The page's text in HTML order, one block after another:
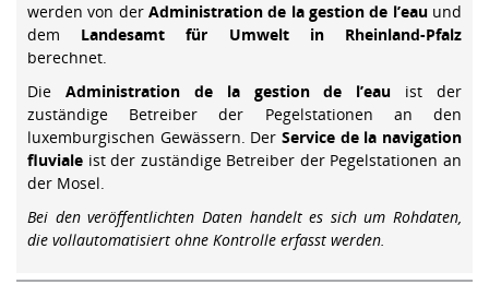
werden von der Administration de la gestion de l’eauund
dem Landesamt für Umwelt in Rheinland-Pfalz
berechnet.
Die Administration de la gestion de l’eau ist der
zuständige Betreiber der Pegelstationen an den
luxemburgischen Gewässern. Der Service de la navigation
fluviale ist der zuständige Betreiber der Pegelstationen an
der Mosel.
Bei den veröffentlichten Daten handelt es sich um Rohdaten,
die vollautomatisiert ohne Kontrolle erfasst werden.